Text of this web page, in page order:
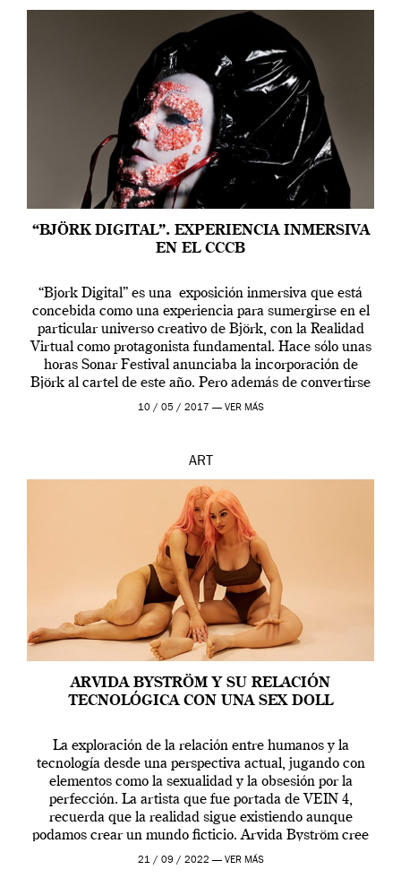
“BJÖRK DIGITAL”. EXPERIENCIA INMERSIVA
EN EL CCCB
“Bjork Digital” es una exposición inmersiva que está
concebida como una experiencia para sumergirse en el
particular universo creativo de Björk, con la Realidad
Virtual como protagonista fundamental. Hace sólo unas
horas Sonar Festival anunciaba la incorporación de
Björk al cartel de este año. Pero además de convertirse
en una de las actuaciones más relevantes […]
10 / 05 / 2017 — VER MÁS
ART
ARVIDA BYSTRÖM Y SU RELACIÓN
TECNOLÓGICA CON UNA SEX DOLL
La exploración de la relación entre humanos y la
tecnología desde una perspectiva actual, jugando con
elementos como la sexualidad y la obsesión por la
perfección. La artista que fue portada de VEIN 4,
recuerda que la realidad sigue existiendo aunque
podamos crear un mundo ficticio. Arvida Byström cree
que los humanos tienen un complejo […]
21 / 09 / 2022 — VER MÁS